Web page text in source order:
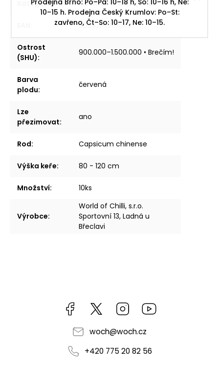
10–15 h. Prodejna Český Krumlov: Po–St:
zavřeno, Čt–So: 10–17, Ne: 10–15.
Kategorie: Semínka chilli papriček
8594176953595
Ostrost
(SHU):
900.000–1.500.000 • Brečím!
Barva
plodu:
červená
Lze
přezimovat:
ano
Rod: Capsicum chinense
Výška keře: 80 - 120 cm
Množství: 10ks
Výrobce:
World of Chilli, s.r.o.
Sportovní 13, Ladná u
Břeclavi
Facebook https://twitter.com/worldofchilli
Instagram
woch@woch.cz
+420 775 20 82 56